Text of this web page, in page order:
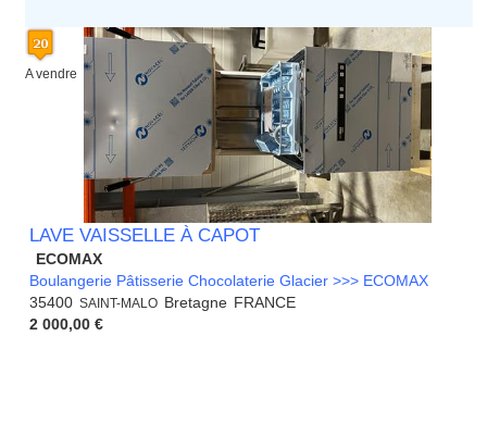
A vendre
LAVE VAISSELLE À CAPOT
ECOMAX
Boulangerie Pâtisserie Chocolaterie Glacier >>> ECOMAX
35400 SAINT-MALO Bretagne FRANCE
2 000,00 €